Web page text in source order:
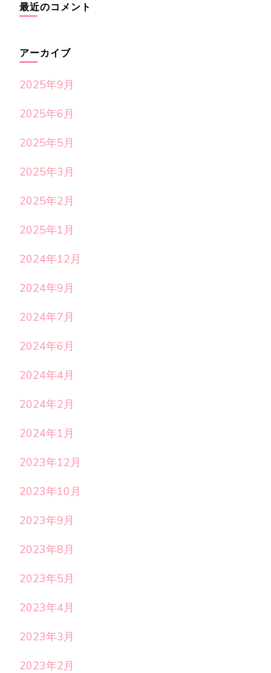
最近のコメント
アーカイブ
2025年9月
2025年6月
2025年5月
2025年3月
2025年2月
2025年1月
2024年12月
2024年9月
2024年7月
2024年6月
2024年4月
2024年2月
2024年1月
2023年12月
2023年10月
2023年9月
2023年8月
2023年5月
2023年4月
2023年3月
2023年2月